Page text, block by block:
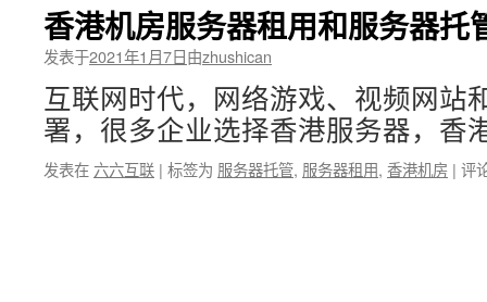
香港机房服务器租用和服务器托
发表于2021年1月7日由zhushican
互联网时代，网络游戏、视频网站
署，很多企业选择香港服务器，
发表在六六互联 | 标签为 服务器托管, 服务器租用, 香港机房 | 评